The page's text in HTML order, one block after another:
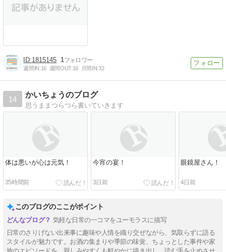
1815145 1
週間IN:16 週間OUT:16 月間IN:32
14
かいちょうのブログ
思うままつらつら書いていきます
体は悪いが心は元気！
35時間前
今宵の宴！
3日前
眼鏡屋さん！
4日前
このブログのここがポイント
気軽な日常の一コマをユーモラスに描写
日常のさりげない出来事に趣味や人情を織り交ぜながら、気取らずに語る
スタイルが魅力です。お酒の集まりや季節の味覚、ちょっとした事件や家